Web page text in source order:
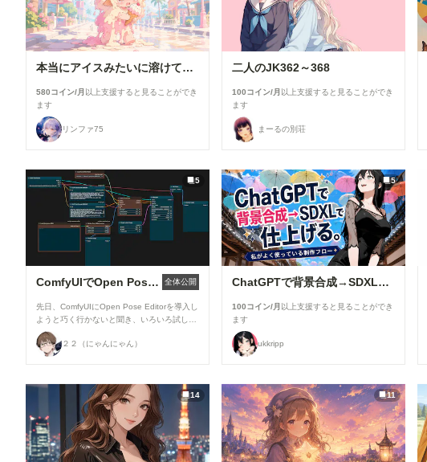
れます！ ②「解像度を上げる」の表示を最
適化 「解像度を上げる」設定を、対応して
いるモデルを選択した場合のみ表示するよう
に変更しました。 必要な設定だけが表示さ
くなっています。 ▼投稿機能関連 ●マンガテ
「マンガ」テイストを選択した際、投稿に関
する注意事項を表示するようになりました。
セリフなどの文字が崩れて読めない作品につ
いては、「イラスト」カテゴリでの投稿をご
いただけるよう、ご協力をお願いいたしま
す。 ▼閲覧機能関連 ①呪文ありランキング
を80位まで表示 「呪文ありランキング」の
表示件数を80位まで拡大しました。 投稿作
品が増えてきたことを受け、より多くの作品
がランキングに掲載され、多くの方の目に触
れる機会が増えています✨ ②マンガ作品ペー
ージに、おすすめユーザーを表示するように
なりました。 お気に入りのクリエイターを
見つけたり、新しいマンガ作品との出会いに
ぜひご活用ください📖 ▼メンバーシップ関
ンバーシップのタグページで、「イラスト」
「フォト」「マンガ」の切り替えができるよ
の外部URLを開く際に、確認画面を表示する
ようになりました。 誤って外部サイトへ
移動してしまうことを防ぎ、より安心してご
利用いただけます。 上記以外にも、細かな
改善や不具合修正を実施しています。 今後
本当にアイスみたいに溶けている女の子
580コイン/月 以上支援すると見ることができ
ます
リンファ75
二人のJK362～368
100コイン/月 以上支援すると見ることができ
ます
まーるの別荘
5
ComfyUIでOpen Pose Editorを使う 全体公開
先日、ComfyUIにOpen Pose Editorを導入し
ようと巧く行かないと聞き、いろいろ試した
結果、下記のカスタムノードが使えましたの
で、報告です。 今回使ったカスタムノード
（画像１と画像５の茶色のノード） ・
https://github.com/huchenlei/ComfyUI-
openpose-editor Load Openpose JSON
・comfyui_controlnet_aux URL：
https://github.com/Fannovel16/comfyui_con
trolnet_aux Render Pose JSON (Human)
OpenPose Pose ※「Load ControlNet
２２（にゃんにゃん）
5
ChatGPTで背景合成→SDXLで仕上げる。私がよく使っている制作フロー
100コイン/月 以上支援すると見ることができ
ます
ukkripp
14 11